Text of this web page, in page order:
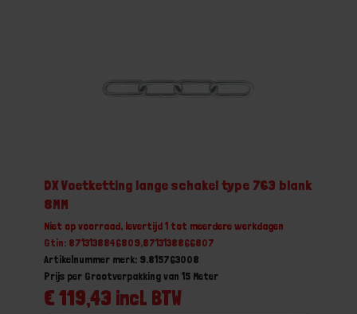
DX Voetketting lange schakel type 763 blank
8MM
Niet op voorraad, levertijd 1 tot meerdere werkdagen
Gtin: 8713138846809,8713138866807
Artikelnummer merk: 9.815763008
€ 119,43 incl. BTW
Prijs per Grootverpakking van 15 Meter